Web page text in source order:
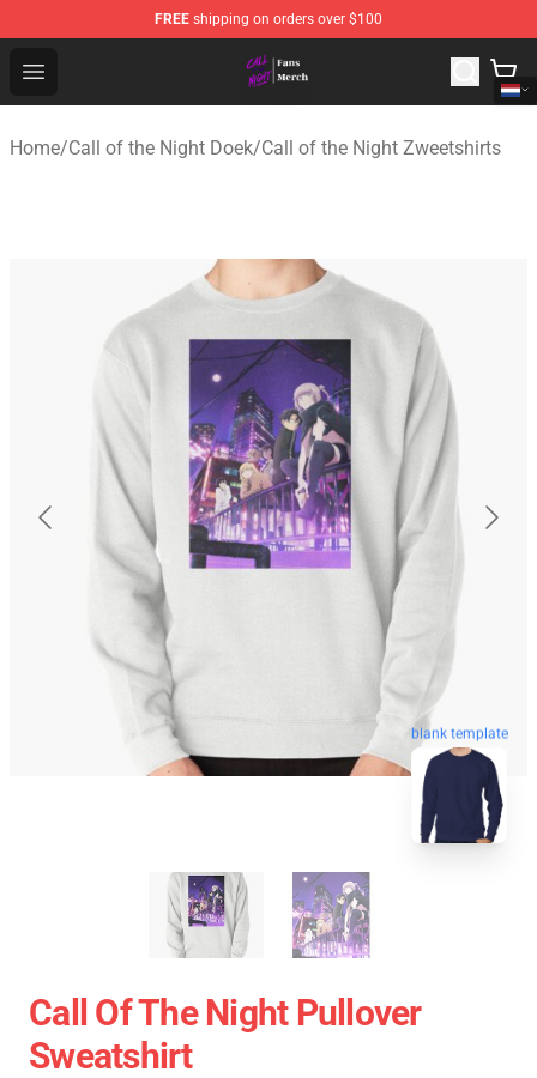
FREE shipping on orders over $100
Open menu
Call of the Night Store - Official Call of the Night
Home/Call of the Night Doek/Call of the Night Zweetshirts
blank template
Call Of The Night Pullover
Sweatshirt